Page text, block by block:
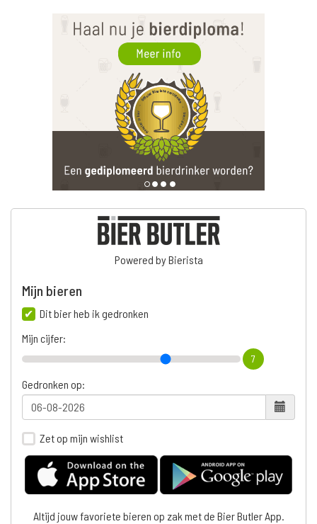
Powered by Bierista
Mijn bieren
Dit bier heb ik gedronken
Mijn cijfer:
7
Gedronken op:
Zet op mijn wishlist
Altijd jouw favoriete bieren op zak met de Bier Butler App.